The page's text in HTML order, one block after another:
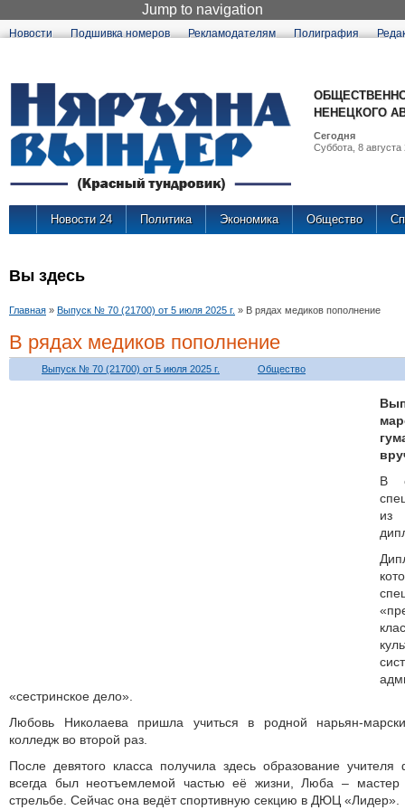
Jump to navigation
Новости Подшивка номеров Рекламодателям Полиграфия
НЕНЕЦКОГО
Сегодня
Суббота, 8 августа
Новости 24 Политика Экономика Общество
Вы здесь
Главная » Выпуск № 70 (21700) от 5 июля 2025 г. » В рядах медиков пополнение
В рядах медиков пополнение
Выпуск № 70 (21700) от 5 июля 2025 г. Общество
В
«cестринское дело».
Любовь Николаева пришла учиться в родной нарьян-
колледж во второй раз.
После девятого класса получила здесь образование учителя
всегда был неотъемлемой частью её жизни, Люба – мастер
стрельбе. Сейчас она ведёт спортивную секцию в ДЮЦ «Лидер».